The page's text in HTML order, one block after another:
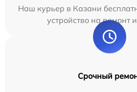
Наш курьер в Казани
устройство на ремонт
Срочный